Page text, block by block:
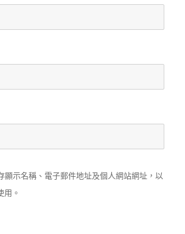
顯示名稱、電子郵件地址及個人網站網址，以
用。